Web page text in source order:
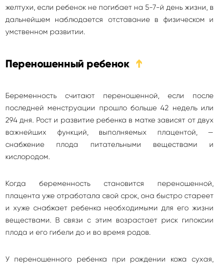
желтухи, если ребенок не погибает на 5-7-й день жизни, в
дальнейшем наблюдается отставание в физическом и
умственном развитии.
Переношенный ребенок ➔
Беременность считают переношенной, если после
последней менструации прошло больше 42 недель или
294 дня. Рост и развитие ребенка в матке зависят от двух
важнейших функций, выполняемых плацентой, —
снабжение плода питательными веществами и
кислородом.
Когда беременность становится переношенной,
плацента уже отработала свой срок, она быстро стареет
и хуже снабжает ребенка необходимыми для его жизни
веществами. В связи с этим возрастает риск гипоксии
плода и его гибели до и во время родов.
У переношенного ребенка при рождении кожа сухая,